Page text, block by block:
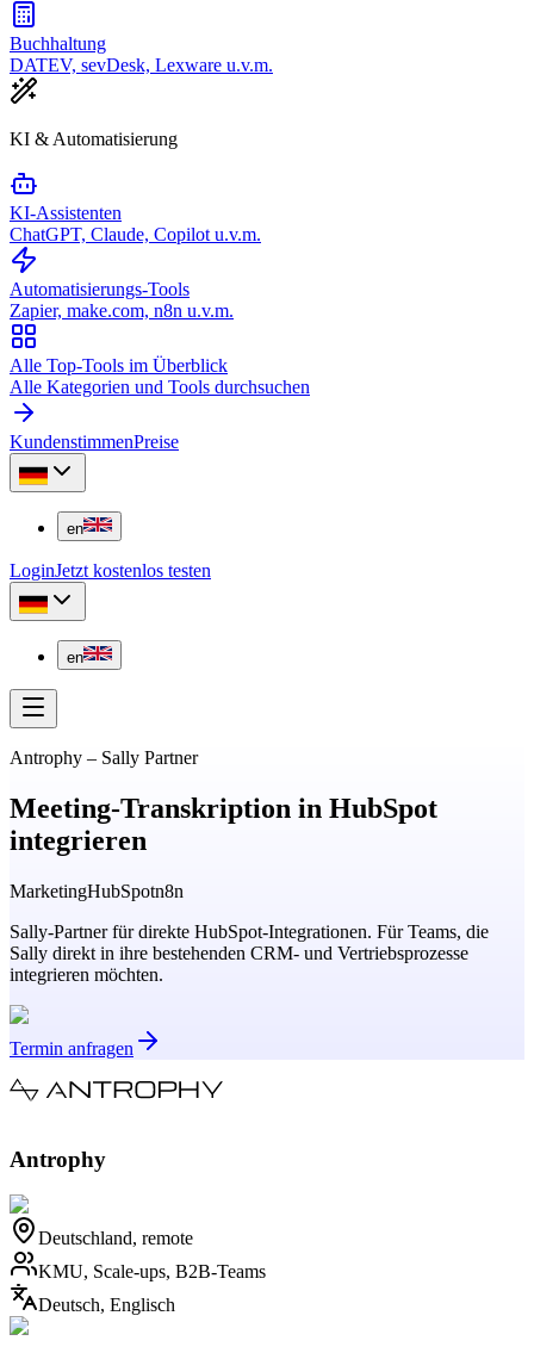
Buchhaltung
DATEV, sevDesk, Lexware u.v.m.
KI & Automatisierung
KI-Assistenten
ChatGPT, Claude, Copilot u.v.m.
Automatisierungs-Tools
Zapier, make.com, n8n u.v.m.
Alle Top-Tools im Überblick
Alle Kategorien und Tools durchsuchen
KundenstimmenPreise
en
LoginJetzt kostenlos testen
en
Antrophy – Sally Partner
Meeting-Transkription in HubSpot
integrieren
MarketingHubSpotn8n
Sally-Partner für direkte HubSpot-Integrationen. Für Teams, die
Sally direkt in ihre bestehenden CRM- und Vertriebsprozesse
integrieren möchten.
Termin anfragen
Antrophy
Deutschland, remote
KMU, Scale-ups, B2B-Teams
Deutsch, Englisch